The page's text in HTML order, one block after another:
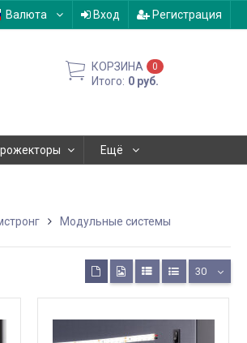
Валюта Вход Регистрация
КОРЗИНА 0
Итого: 0 руб.
Ещё
Модульные системы
30